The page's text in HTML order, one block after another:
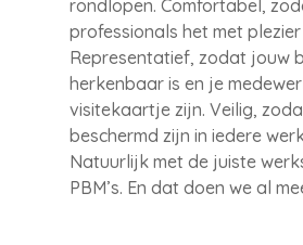
rondlopen. Comfortabel,
professionals het met
Representatief, zodat jouw
herkenbaar is en je
visitekaartje zijn. Veilig,
beschermd zijn in iedere
Natuurlijk met de juiste
PBM’s. En dat doen we al